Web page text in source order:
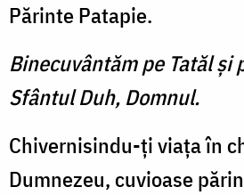
Părinte Patapie.
Binecuvântăm pe Tatăl şi
Sfântul Duh, Domnul.
Chivernisindu-ţi viaţa în
Dumnezeu, cuvioase